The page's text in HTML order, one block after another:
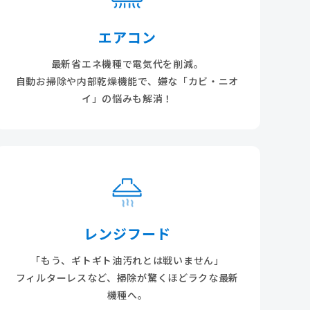
エアコン
最新省エネ機種で電気代を削減。
自動お掃除や内部乾燥機能で、嫌な「カビ・ニオ
イ」の悩みも解消！
レンジフード
「もう、ギトギト油汚れとは戦いません」
フィルターレスなど、掃除が驚くほどラクな最新
機種へ。